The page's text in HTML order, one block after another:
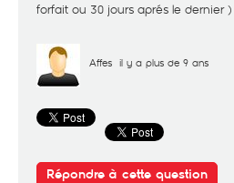
forfait ou 30 jours aprés le dernier )
Affes il y a plus de 9 ans
Répondre à cette question